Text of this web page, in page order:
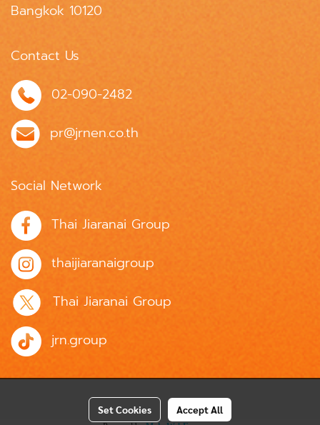
Bangkok 10120
Contact Us
02-090-2482
pr@jrnen.co.th
Social Network
Thai Jiaranai Group
thaijiaranaigroup
Thai Jiaranai Group
jrn.group
Set Cookies Accept All